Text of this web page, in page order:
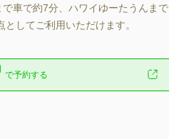
車で約7分、ハワイゆーたうんまで
してご利用いただけます。
で予約する